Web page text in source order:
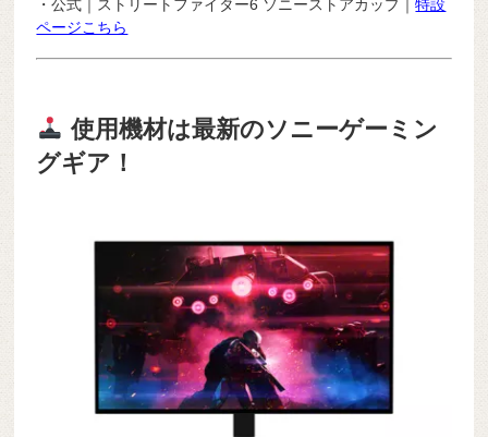
・公式｜ストリートファイター6 ソニーストアカップ｜特設
ページこちら
使用機材は最新のソニーゲーミン
グギア！